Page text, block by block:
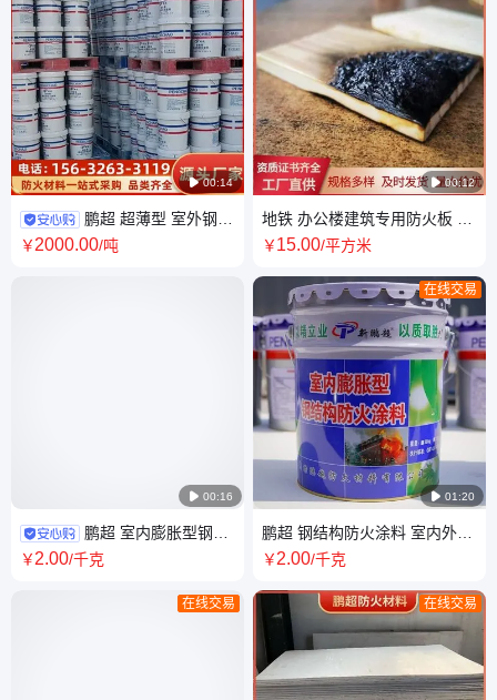
 00:14
鹏超 超薄型 室外钢结
构防火涂料 电厂防腐油漆 承揽
￥2000.00/吨
 00:16
鹏超 室内膨胀型钢结
构防火涂料 颜色可定制 源头工
￥2.00/千克
在线交易
 00:12
地铁 办公楼建筑专用防火板 隔
热防潮墙板 产品性能稳定 全国
￥15.00/平方米
 01:20
在线交易
鹏超 钢结构防火涂料 室内外厚
型薄型涂料 施工方便
￥2.00/千克
在线交易